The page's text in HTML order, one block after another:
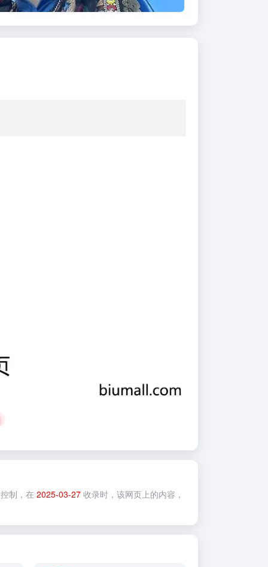
制，在 2025-03-27 收录时，该网页上的内容，